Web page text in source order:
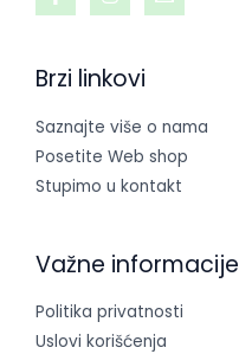
Brzi linkovi
Saznajte više o nama
Posetite Web shop
Stupimo u kontakt
Važne informacije
Politika privatnosti
Uslovi korišćenja